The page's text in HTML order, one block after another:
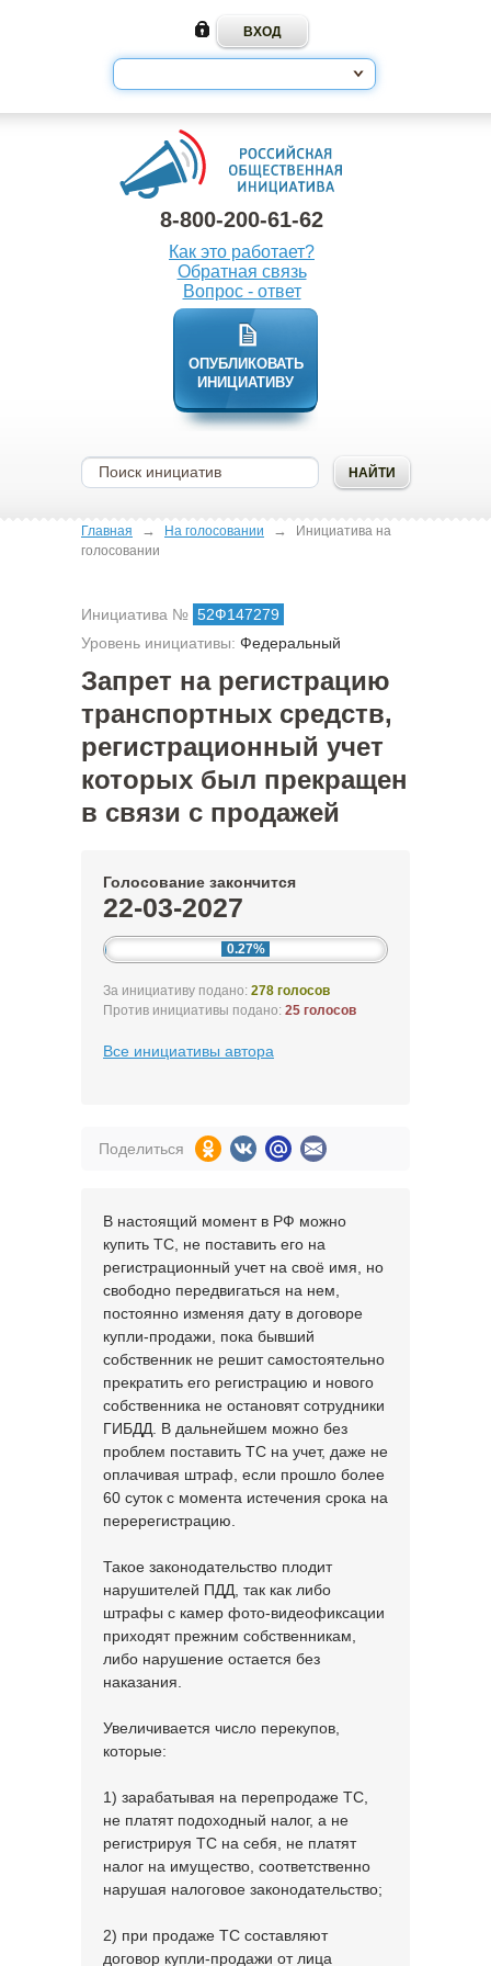
8-800-200-61-62
Как это работает?
Обратная связь
Вопрос - ответ
ОПУБЛИКОВАТЬ
ИНИЦИАТИВУ
Главная → На голосовании →
Инициатива на
голосовании
Инициатива № 52Ф147279
Уровень инициативы: Федеральный
Запрет на регистрацию
транспортных средств,
регистрационный учет
которых был прекращен
в связи с продажей
Голосование закончится
22-03-2027
0.27%
За инициативу подано: 278 голосов
Против инициативы подано: 25 голосов
Все инициативы автора
Поделиться
В настоящий момент в РФ можно
купить ТС, не поставить его на
регистрационный учет на своё имя, но
свободно передвигаться на нем,
постоянно изменяя дату в договоре
купли-продажи, пока бывший
собственник не решит самостоятельно
прекратить его регистрацию и нового
собственника не остановят сотрудники
ГИБДД. В дальнейшем можно без
проблем поставить ТС на учет, даже не
оплачивая штраф, если прошло более
60 суток с момента истечения срока на
перерегистрацию.
Такое законодательство плодит
нарушителей ПДД, так как либо
штрафы с камер фото-видеофиксации
приходят прежним собственникам,
либо нарушение остается без
наказания.
Увеличивается число перекупов,
которые:
1) зарабатывая на перепродаже ТС,
не платят подоходный налог, а не
регистрируя ТС на себя, не платят
налог на имущество, соответственно
нарушая налоговое законодательство;
2) при продаже ТС составляют
договор купли-продажи от лица